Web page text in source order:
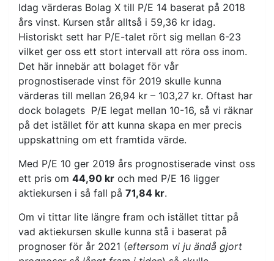
Idag värderas Bolag X till P/E 14 baserat på 2018
års vinst. Kursen står alltså i 59,36 kr idag.
Historiskt sett har P/E-talet rört sig mellan 6-23
vilket ger oss ett stort intervall att röra oss inom.
Det här innebär att bolaget för vår
prognostiserade vinst för 2019 skulle kunna
värderas till mellan 26,94 kr – 103,27 kr. Oftast har
dock bolagets P/E legat mellan 10-16, så vi räknar
på det istället för att kunna skapa en mer precis
uppskattning om ett framtida värde.
Med P/E 10 ger 2019 års prognostiserade vinst oss
ett pris om 44,90 kr och med P/E 16 ligger
aktiekursen i så fall på 71,84 kr.
Om vi tittar lite längre fram och istället tittar på
vad aktiekursen skulle kunna stå i baserat på
prognoser för år 2021 (eftersom vi ju ändå gjort